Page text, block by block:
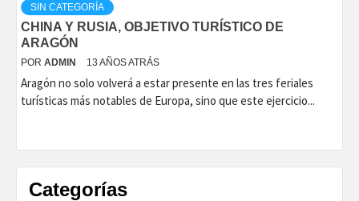
SIN CATEGORÍA
CHINA Y RUSIA, OBJETIVO TURÍSTICO DE
ARAGÓN
POR ADMIN 13 AÑOS ATRÁS
Aragón no solo volverá a estar presente en las tres feriales
turísticas más notables de Europa, sino que este ejercicio...
Categorías